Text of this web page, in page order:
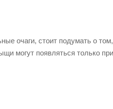
очаги, стоит подумать о
могут появляться только